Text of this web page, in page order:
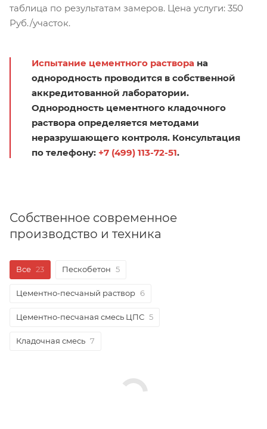
таблица по результатам замеров. Цена услуги: 350
Руб./участок.
Испытание цементного раствора на
однородность проводится в собственной
аккредитованной лаборатории.
Однородность цементного кладочного
раствора определяется методами
неразрушающего контроля. Консультация
по телефону: +7 (499) 113-72-51.
Собственное современное
производство и техника
Все 23 Пескобетон 5
Цементно-песчаный раствор 6
Цементно-песчаная смесь ЦПС 5
Кладочная смесь 7